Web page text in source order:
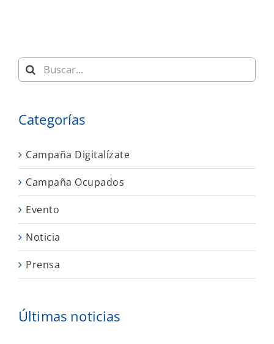
Buscar:
Categorías
Campaña Digitalízate
Campaña Ocupados
Evento
Noticia
Prensa
Últimas noticias